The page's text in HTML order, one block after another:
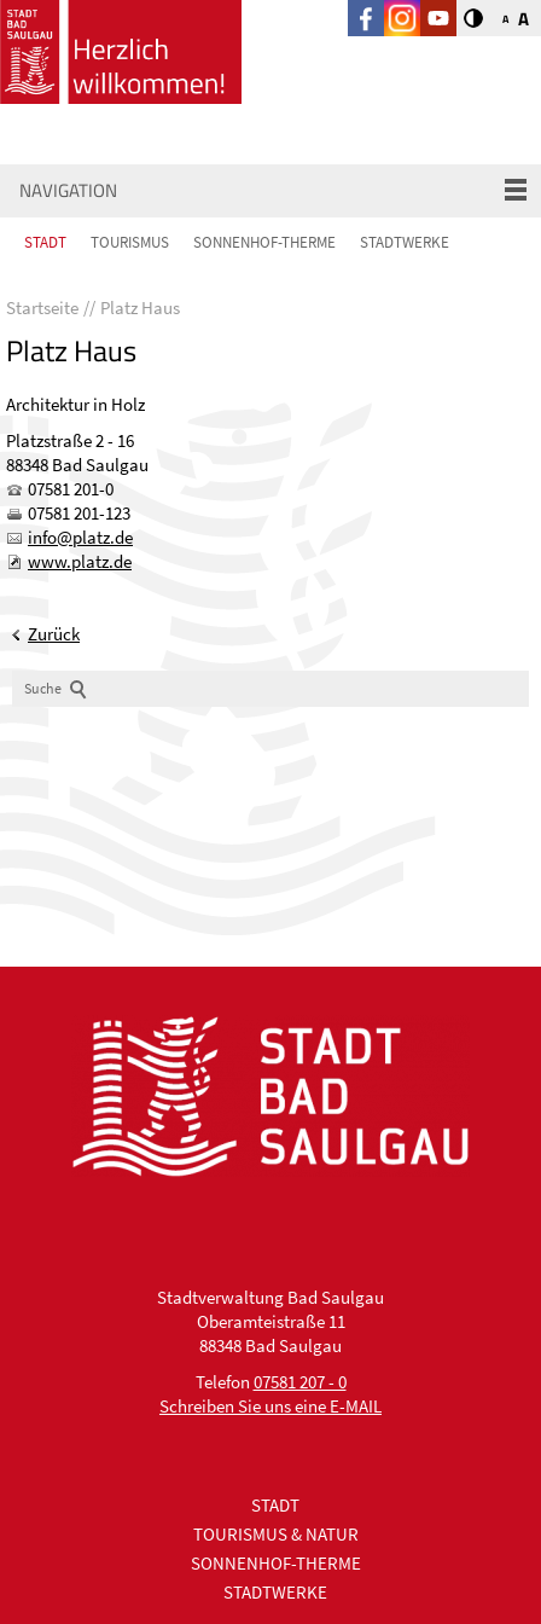
A A
NAVIGATION
STADT TOURISMUS SONNENHOF-THERME STADTWERKE
Startseite Platz Haus
Platz Haus
Architektur in Holz
Platzstraße 2 - 16
88348 Bad Saulgau
07581 201-0
07581 201-123
nf
pl tz d
www.platz.de
Zurück
Suche
Stadtverwaltung Bad Saulgau
Oberamteistraße 11
88348 Bad Saulgau
Telefon 07581 207 - 0
Schreiben Sie uns eine E-MAIL
STADT
TOURISMUS & NATUR
SONNENHOF-THERME
STADTWERKE